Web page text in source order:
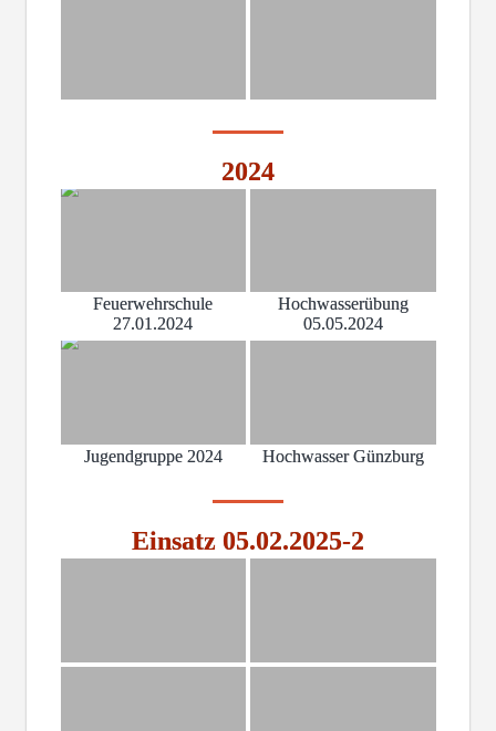
2024
Feuerwehrschule
27.01.2024
Hochwasserübung
05.05.2024
Jugendgruppe 2024 Hochwasser Günzburg
Einsatz 05.02.2025-2